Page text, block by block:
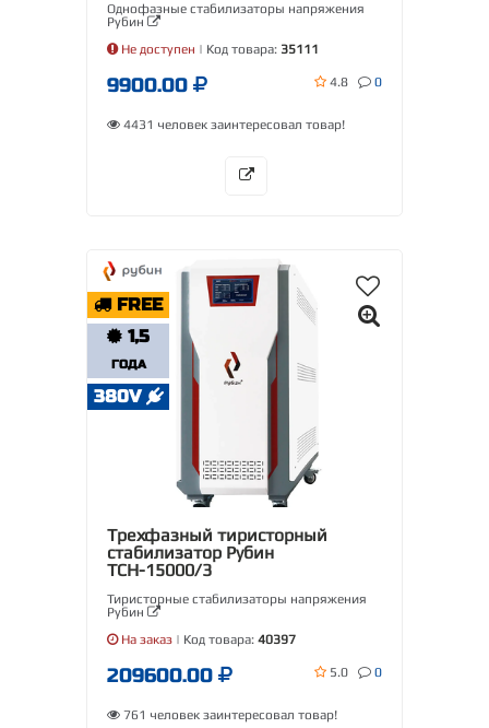
Однофазные стабилизаторы напряжения
Рубин
Не доступен | Код товара: 35111
9900.00 4.8 0
4431 человек заинтересовал товар!
FREE
1,5
ГОДА
380V
Трехфазный тиристорный
стабилизатор Рубин
ТСН-15000/3
Тиристорные стабилизаторы напряжения
Рубин
На заказ | Код товара: 40397
209600.00 5.0 0
761 человек заинтересовал товар!